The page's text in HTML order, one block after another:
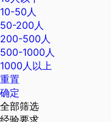
10-50人
50-200人
200-500人
500-1000人
1000人以上
重置
确定
全部筛选
经验要求